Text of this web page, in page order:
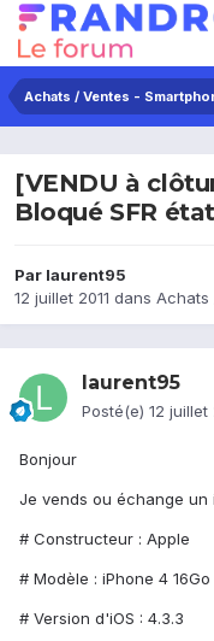
Achats / Ventes -
[VENDU à
Bloqué SFR
Par laurent95
12 juillet 2011 dans Achats
laurent95
Posté(e) 12 juillet
Bonjour
Je vends ou échange un
# Constructeur : Apple
# Modèle : iPhone 4 16Go
# Version d'iOS : 4.3.3